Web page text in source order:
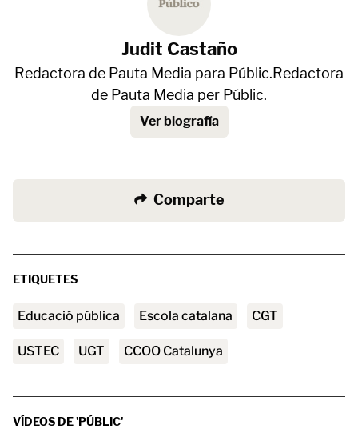
Judit Castaño
Redactora de Pauta Media para Públic.Redactora
de Pauta Media per Públic.
Ver biografía
Comparte
ETIQUETES
Educació pública Escola catalana CGT
USTEC UGT CCOO Catalunya
VÍDEOS DE 'PÚBLIC'